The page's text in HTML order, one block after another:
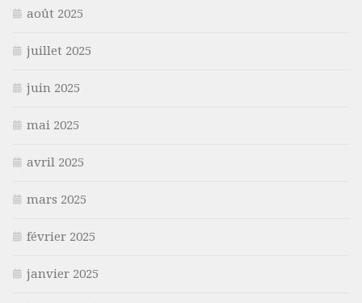
août 2025
juillet 2025
juin 2025
mai 2025
avril 2025
mars 2025
février 2025
janvier 2025